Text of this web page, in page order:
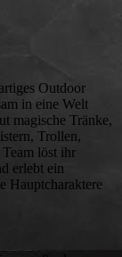
Outdoor
in eine Welt
magische Tränke,
Trollen,
Team löst ihr
erlebt ein
Hauptcharaktere